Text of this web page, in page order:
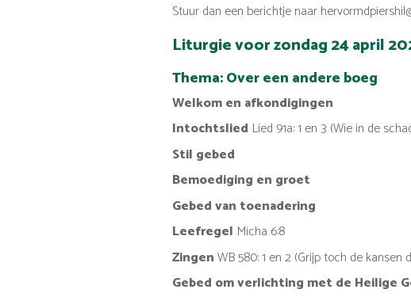
Stuur dan een berichtje naar
Liturgie voor zondag 24 april
Thema: Over een andere boeg
Welkom en afkondigingen
Intochtslied Lied 91a: 1 en 3 (Wie in de
Stil gebed
Bemoediging en groet
Gebed van toenadering
Leefregel Micha 6:8
ZingenWB 580: 1 en 2 (Grijp toch de kansen
Gebed om verlichting met de Heilige